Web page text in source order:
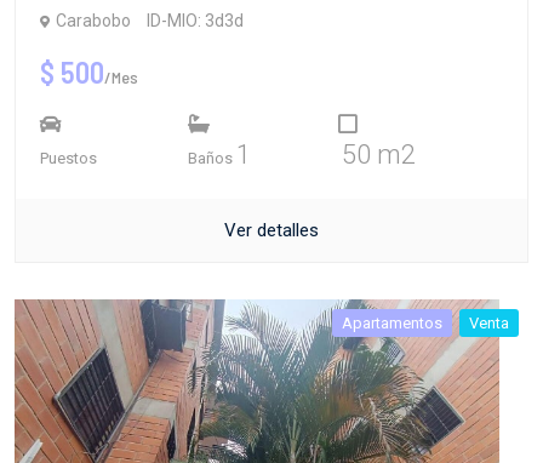
Carabobo ID-MIO: 3d3d
$ 500/Mes
Puestos Baños 1 50 m2
Ver detalles
Apartamentos Venta